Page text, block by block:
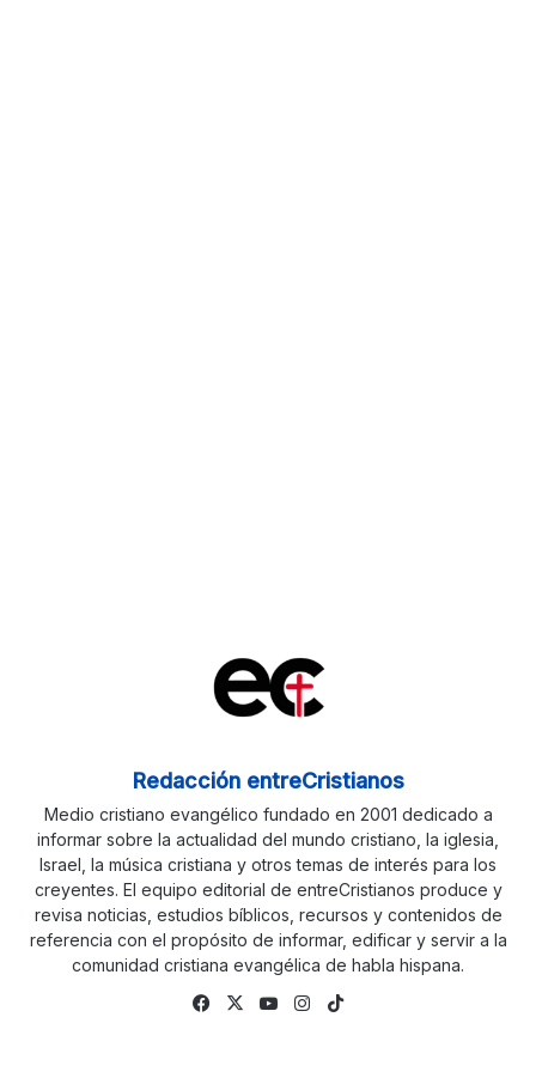
Redacción entreCristianos
Medio cristiano evangélico fundado en 2001 dedicado a
informar sobre la actualidad del mundo cristiano, la iglesia,
Israel, la música cristiana y otros temas de interés para los
creyentes. El equipo editorial de entreCristianos produce y
revisa noticias, estudios bíblicos, recursos y contenidos de
referencia con el propósito de informar, edificar y servir a la
comunidad cristiana evangélica de habla hispana.
Facebook
X YouTubeInstagram